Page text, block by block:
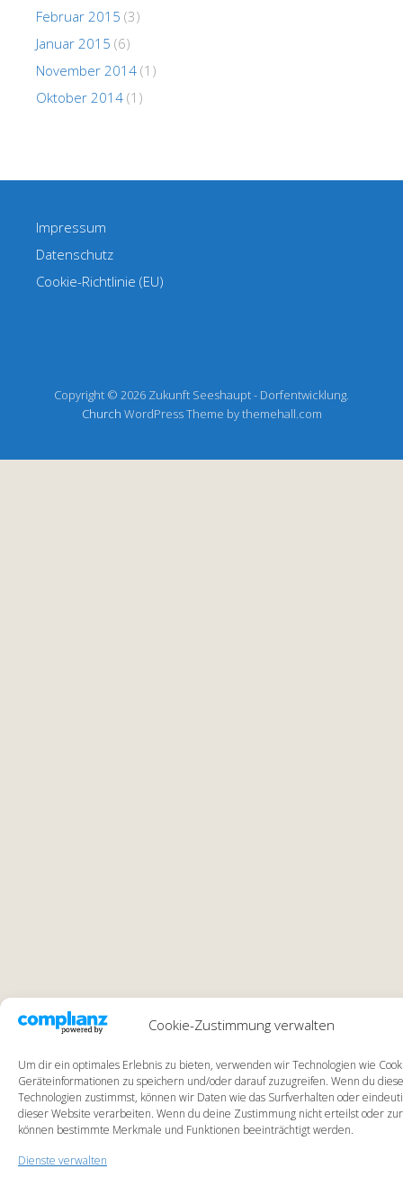
Cookie-Zustimmung verwalten
Um dir ein optimales Erlebnis zu bieten, verwenden wir Technologien wie
Geräteinformationen zu speichern und/oder darauf zuzugreifen. Wenn du
Technologien zustimmst, können wir Daten wie das Surfverhalten oder
dieser Website verarbeiten. Wenn du deine Zustimmung nicht erteilst oder
können bestimmte Merkmale und Funktionen beeinträchtigt werden.
Dienste verwalten
Februar 2015 (3)
Januar 2015 (6)
November 2014 (1)
Oktober 2014 (1)
Impressum
Datenschutz
Cookie-Richtlinie (EU)
Copyright © 2026 Zukunft Seeshaupt - Dorfentwicklung.
Church WordPress Theme by themehall.com